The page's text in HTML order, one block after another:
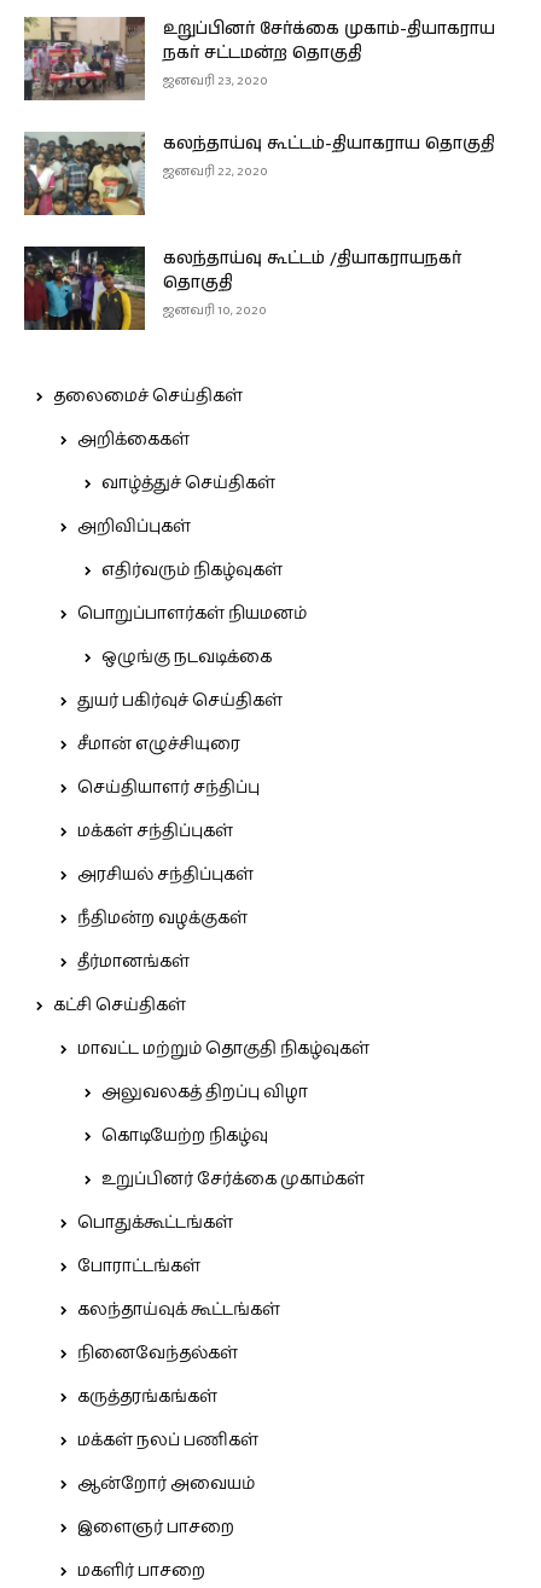
உறுப்பினர் சேர்க்கை முகாம்-தியாகராய
நகர் சட்டமன்ற தொகுதி
ஜனவரி 23, 2020
கலந்தாய்வு கூட்டம்-தியாகராய தொகுதி
ஜனவரி 22, 2020
கலந்தாய்வு கூட்டம் /தியாகராயநகர்
தொகுதி
ஜனவரி 10, 2020
தலைமைச் செய்திகள்
அறிக்கைகள்
வாழ்த்துச் செய்திகள்
அறிவிப்புகள்
எதிர்வரும் நிகழ்வுகள்
பொறுப்பாளர்கள் நியமனம்
ஒழுங்கு நடவடிக்கை
துயர் பகிர்வுச் செய்திகள்
சீமான் எழுச்சியுரை
செய்தியாளர் சந்திப்பு
மக்கள் சந்திப்புகள்
அரசியல் சந்திப்புகள்
நீதிமன்ற வழக்குகள்
தீர்மானங்கள்
கட்சி செய்திகள்
மாவட்ட மற்றும் தொகுதி நிகழ்வுகள்
அலுவலகத் திறப்பு விழா
கொடியேற்ற நிகழ்வு
உறுப்பினர் சேர்க்கை முகாம்கள்
பொதுக்கூட்டங்கள்
போராட்டங்கள்
கலந்தாய்வுக் கூட்டங்கள்
நினைவேந்தல்கள்
கருத்தரங்கங்கள்
மக்கள் நலப் பணிகள்
ஆன்றோர் அவையம்
இளைஞர் பாசறை
மகளிர் பாசறை